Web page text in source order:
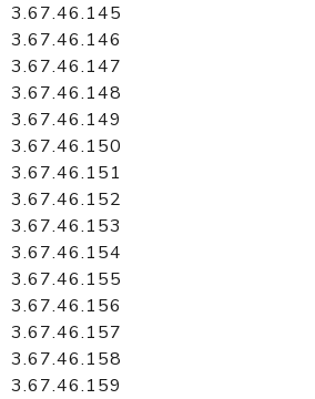
3.67.46.145
3.67.46.146
3.67.46.147
3.67.46.148
3.67.46.149
3.67.46.150
3.67.46.151
3.67.46.152
3.67.46.153
3.67.46.154
3.67.46.155
3.67.46.156
3.67.46.157
3.67.46.158
3.67.46.159